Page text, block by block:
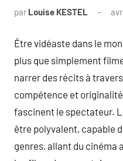
par Louise KESTEL
Être vidéaste dans le
plus que simplement
narrer des récits à
compétence et
fascinent le spectateur.
être polyvalent, capable
genres, allant du cinéma